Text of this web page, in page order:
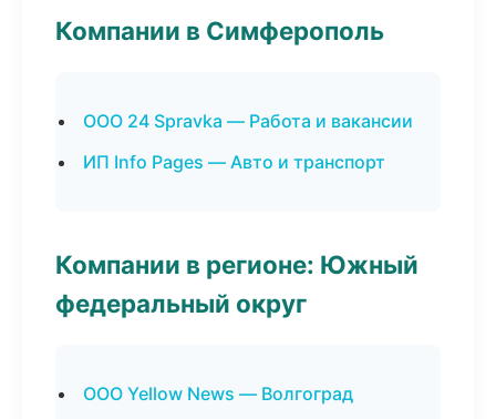
Компании в Симферополь
ООО 24 Spravka — Работа и вакансии
ИП Info Pages — Авто и транспорт
Компании в регионе: Южный
федеральный округ
ООО Yellow News — Волгоград